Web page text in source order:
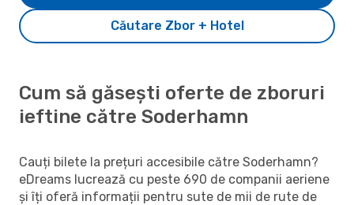
Căutare Zbor + Hotel
Cum să găsești oferte de zboruri
ieftine către Soderhamn
Cauți bilete la prețuri accesibile către Soderhamn?
eDreams lucrează cu peste 690 de companii aeriene
și îți oferă informații pentru sute de mii de rute de